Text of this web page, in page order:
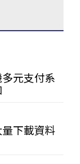
多元支付系
下載資料